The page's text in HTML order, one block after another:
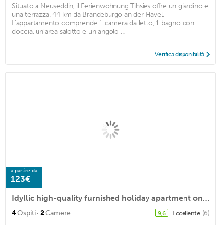
Situato a Neuseddin, il Ferienwohnung Tihsies offre un giardino e
una terrazza. 44 km da Brandeburgo an der Havel.
L'appartamento comprende 1 camera da letto, 1 bagno con
doccia, un'area salotto e un angolo ...
Verifica disponibilità
a partire da
123€
Idyllic high-quality furnished holiday apartment on a farm
4Ospiti · 2Camere 9,6 Eccellente (6)